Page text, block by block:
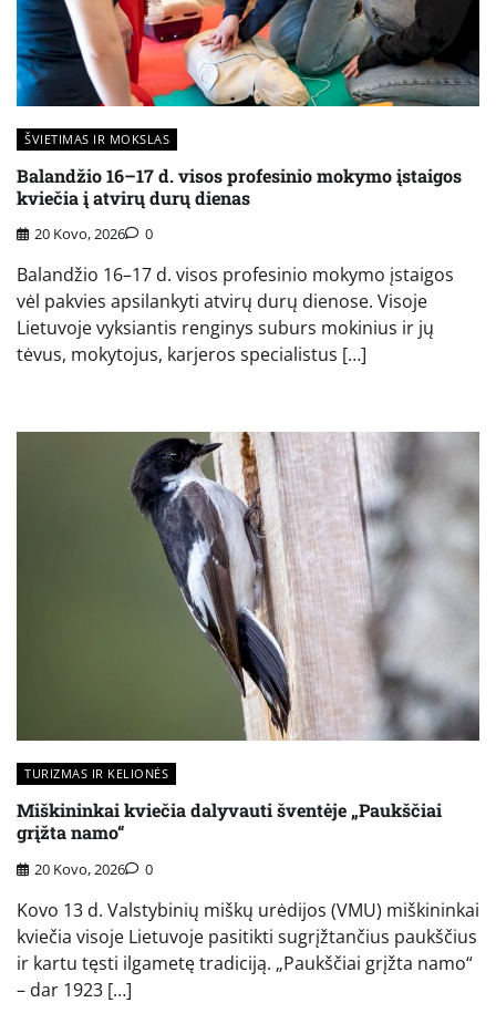
ŠVIETIMAS IR MOKSLAS
Balandžio 16–17 d. visos profesinio mokymo įstaigos
kviečia į atvirų durų dienas
20 Kovo, 2026 0
Balandžio 16–17 d. visos profesinio mokymo įstaigos
vėl pakvies apsilankyti atvirų durų dienose. Visoje
Lietuvoje vyksiantis renginys suburs mokinius ir jų
tėvus, mokytojus, karjeros specialistus […]
TURIZMAS IR KELIONĖS
Miškininkai kviečia dalyvauti šventėje „Paukščiai
grįžta namo“
20 Kovo, 2026 0
Kovo 13 d. Valstybinių miškų urėdijos (VMU) miškininkai
kviečia visoje Lietuvoje pasitikti sugrįžtančius paukščius
ir kartu tęsti ilgametę tradiciją. „Paukščiai grįžta namo“
– dar 1923 […]